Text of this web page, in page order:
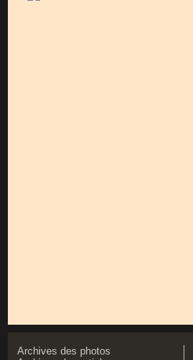
Archives des photos